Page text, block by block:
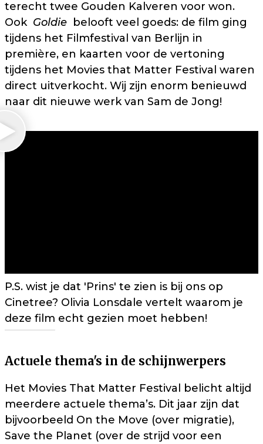
terecht twee Gouden Kalveren voor won.
Ook Goldie belooft veel goeds: de film ging
tijdens het Filmfestival van Berlijn in
première, en kaarten voor de vertoning
tijdens het Movies that Matter Festival waren
direct uitverkocht. Wij zijn enorm benieuwd
naar dit nieuwe werk van Sam de Jong!
P.S. wist je dat 'Prins' te zien is bij ons op
Cinetree? Olivia Lonsdale vertelt waarom je
deze film echt gezien moet hebben!
Actuele thema's in de schijnwerpers
Het Movies That Matter Festival belicht altijd
meerdere actuele thema’s. Dit jaar zijn dat
bijvoorbeeld On the Move (over migratie),
Save the Planet (over de strijd voor een